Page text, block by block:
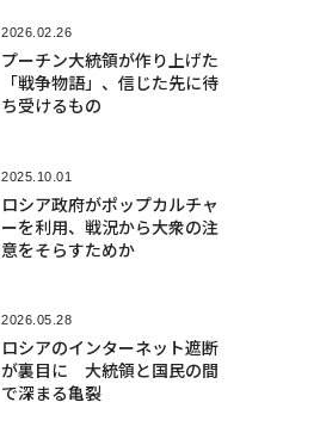
2026.02.26
プーチン大統領が作り上げた
「戦争物語」、信じた先に待
ち受けるもの
2025.10.01
ロシア政府がポップカルチャ
ーを利用、戦況から大衆の注
意をそらすためか
2026.05.28
ロシアのインターネット遮断
が裏目に 大統領と国民の間
で深まる亀裂